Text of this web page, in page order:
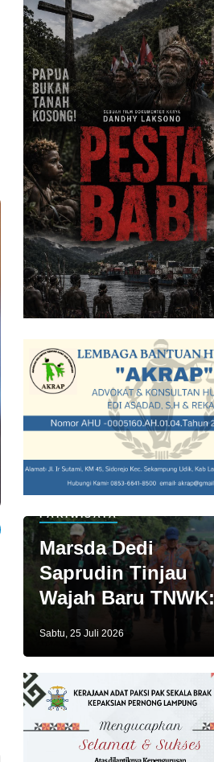
PARIWISATA
Marsda Dedi
Saprudin Tinjau
Wajah Baru TNWK:
Sabtu, 25 Juli 2026